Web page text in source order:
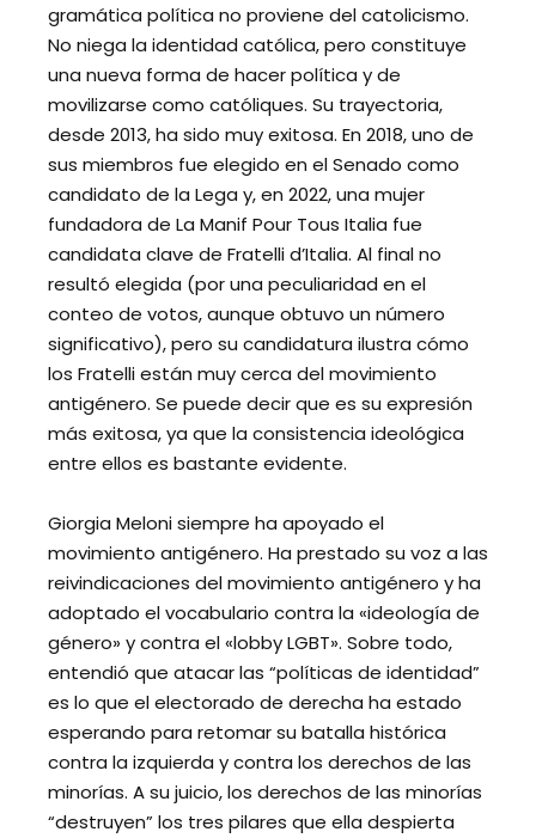
gramática política no proviene del catolicismo.
No niega la identidad católica, pero constituye
una nueva forma de hacer política y de
movilizarse como católiques. Su trayectoria,
desde 2013, ha sido muy exitosa. En 2018, uno de
sus miembros fue elegido en el Senado como
candidato de la Lega y, en 2022, una mujer
fundadora de La Manif Pour Tous Italia fue
candidata clave de Fratelli d’Italia. Al final no
resultó elegida (por una peculiaridad en el
conteo de votos, aunque obtuvo un número
significativo), pero su candidatura ilustra cómo
los Fratelli están muy cerca del movimiento
antigénero. Se puede decir que es su expresión
más exitosa, ya que la consistencia ideológica
entre ellos es bastante evidente.
Giorgia Meloni siempre ha apoyado el
movimiento antigénero. Ha prestado su voz a las
reivindicaciones del movimiento antigénero y ha
adoptado el vocabulario contra la «ideología de
género» y contra el «lobby LGBT». Sobre todo,
entendió que atacar las “políticas de identidad”
es lo que el electorado de derecha ha estado
esperando para retomar su batalla histórica
contra la izquierda y contra los derechos de las
minorías. A su juicio, los derechos de las minorías
“destruyen” los tres pilares que ella despierta